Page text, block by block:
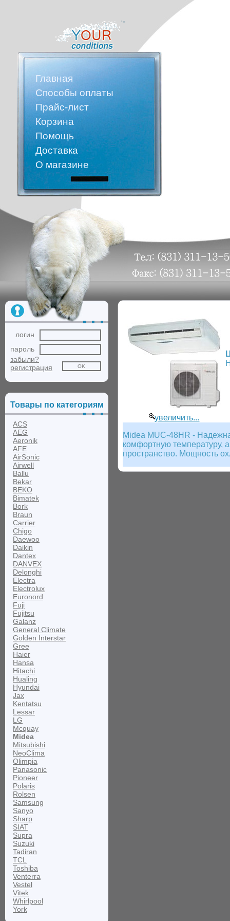
Главная
Способы оплаты
Прайс-лист
Корзина
Помощь
Доставка
О магазине
логин
пароль
забыли?
регистрация
Товары по категориям
ACS
AEG
Aeronik
AFE
AirSonic
Airwell
Ballu
Bekar
BEKO
Bimatek
Bork
Braun
Carrier
Chigo
Daewoo
Daikin
Dantex
DANVEX
Delonghi
Electra
Electrolux
Euronord
Fuji
Fujitsu
Galanz
General Climate
Golden Interstar
Gree
Haier
Hansa
Hitachi
Hualing
Hyundai
Jax
Kentatsu
Lessar
LG
Mcquay
Midea
Mitsubishi
NeoClima
Olimpia
Panasonic
Pioneer
Polaris
Rolsen
Samsung
Sanyo
Sharp
SIAT
Supra
Suzuki
Tadiran
TCL
Toshiba
Venterra
Vestel
Vitek
Whirlpool
York
увеличить...
Midea MUC-48HR -
комфортную температуру,
пространство. Мощность